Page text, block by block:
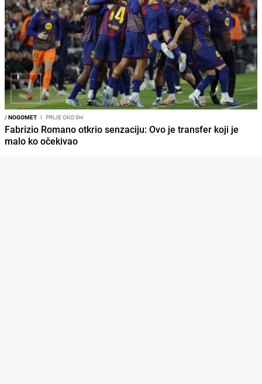
/NOGOMET I PRIJE OKO 9H
Fabrizio Romano otkrio senzaciju: Ovo je transfer koji je
malo ko očekivao